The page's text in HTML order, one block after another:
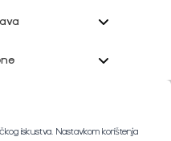
iskustva. Nastavkom korištenja